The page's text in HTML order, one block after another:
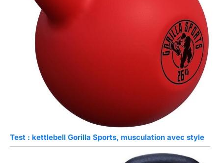
Test : kettlebell Gorilla Sports, musculation avec style